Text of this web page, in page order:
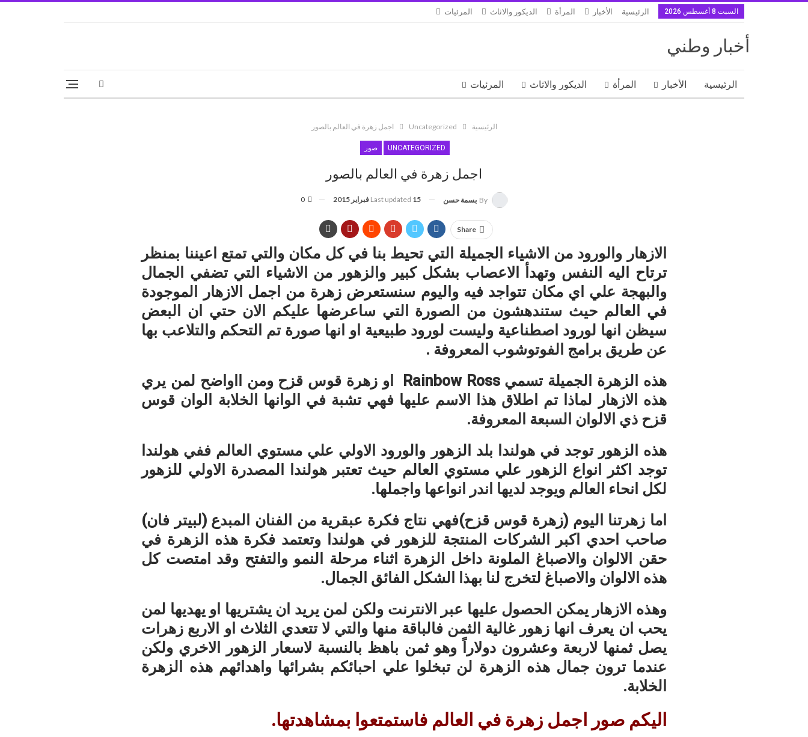
السبت 8 أغسطس 2026 الرئيسية الأخبار المرأة الديكور والاثاث المرئيات
أخبار وطني
الرئيسية الأخبار المرأة الديكور والاثاث المرئيات
الرئيسية Uncategorized اجمل زهرة في العالم بالصور
UNCATEGORIZED صور
اجمل زهرة في العالم بالصور
By بسمة حسن Last updated 15 فبراير 2015
Share
الازهار والورود من الاشياء الجميلة التي تحيط بنا في كل مكان والتي تمتع اعيننا بمنظر
ترتاح اليه النفس وتهدأ الاعصاب بشكل كبير والزهور من الاشياء التي تضفي الجمال
والبهجة علي اي مكان تتواجد فيه واليوم سنستعرض زهرة من اجمل الازهار الموجودة
في العالم حيث ستندهشون من الصورة التي ساعرضها عليكم الان حتي ان البعض
سيظن انها لورود اصطناعية وليست لورود طبيعية او انها صورة تم التحكم والتلاعب بها
عن طريق برامج الفوتوشوب المعروفة .
هذه الزهرة الجميلة تسميRainbow Ross
او زهرة قوس قزح ومن ااواضح لمن يري
هذه الازهار لماذا تم اطلاق هذا الاسم عليها فهي تشبة في الوانها الخلابة الوان قوس
قزح ذي الالوان السبعة المعروفة.
هذه الزهور توجد في هولندا بلد الزهور والورود الاولي علي مستوي العالم ففي هولندا
توجد اكثر انواع الزهور علي مستوي العالم حيث تعتبر هولندا المصدرة الاولي للزهور
لكل انحاء العالم ويوجد لديها اندر انواعها واجملها.
اما زهرتنا اليوم (زهرة قوس قزح)فهي نتاج فكرة عبقرية من الفنان المبدع (لبيتر فان)
صاحب احدي اكبر الشركات المنتجة للزهور في هولندا وتعتمد فكرة هذه الزهرة في
حقن الالوان والاصباغ الملونة داخل الزهرة اثناء مرحلة النمو والتفتح وقد امتصت كل
هذه الالوان والاصباغ لتخرج لنا بهذا الشكل الفائق الجمال.
وهذه الازهار يمكن الحصول عليها عبر الانترنت ولكن لمن يريد ان يشتريها او يهديها لمن
يحب ان يعرف انها زهور غالية الثمن فالباقة منها والتي لا تتعدي الثلاث او الاربع زهرات
يصل ثمنها لاربعة وعشرون دولاراً وهو ثمن باهظ بالنسبة لاسعار الزهور الاخري ولكن
عندما ترون جمال هذه الزهرة لن تبخلوا علي احبائكم بشرائها واهدائهم هذه الزهرة
الخلابة.
اليكم صور اجمل زهرة في العالم فاستمتعوا بمشاهدتها.